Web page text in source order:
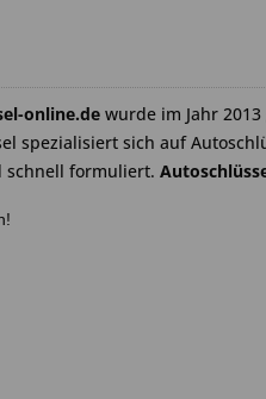
online.de wurde im Jahr
spezialisiert sich auf
schnell formuliert.